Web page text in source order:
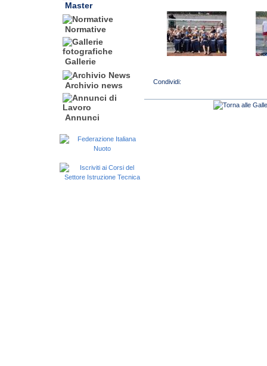
Master
Normative
Gallerie
Archivio news
Annunci